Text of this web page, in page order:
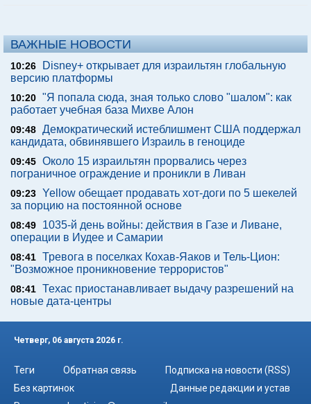
ВАЖНЫЕ НОВОСТИ
10:26
Disney+ открывает для израильтян глобальную
версию платформы
10:20 "Я попала сюда, зная только слово "шалом": как
работает учебная база Михве Алон
09:48 Демократический истеблишмент США поддержал
кандидата, обвинявшего Израиль в геноциде
09:45 Около 15 израильтян прорвались через
пограничное ограждение и проникли в Ливан
09:23 Yellow обещает продавать хот-доги по 5 шекелей
за порцию на постоянной основе
08:49
1035-й день войны: действия в Газе и Ливане,
операции в Иудее и Самарии
08:41 Тревога в поселках Кохав-Яаков и Тель-Цион:
"Возможное проникновение террористов"
08:41 Техас приостанавливает выдачу разрешений на
новые дата-центры
Четверг, 06 августа 2026 г.
Теги Обратная связь
Подписка на новости (RSS)
Без картинок
Данные редакции и устав